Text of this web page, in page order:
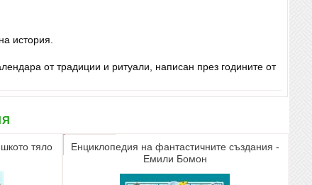
история.
от традиции и ритуали, написан през годините от
тяло
Енциклопедия на фантастичните създания -
Емили Бомон